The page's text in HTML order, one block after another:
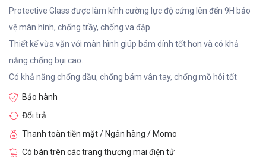
Protective Glass được làm kính cường lực độ cứng lên đến 9H bảo
vệ màn hình, chống trầy, chống va đập.
Thiết kế vừa vặn với màn hình giúp bám dính tốt hơn và có khả
năng chống bụi cao.
Có khả năng chống dầu, chống bám vân tay, chống mồ hôi tốt
Bảo hành
Đổi trả
Thanh toàn tiền mặt / Ngân hàng / Momo
Có bán trên các trang thương mai điện tử